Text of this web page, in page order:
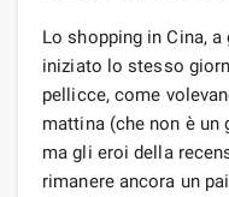
Lo shopping in Cina,
iniziato lo stesso
pellicce, come
mattina (che non è un
ma gli eroi della
rimanere ancora un